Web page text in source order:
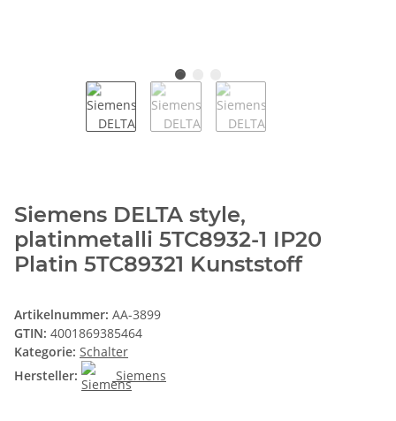
Siemens DELTA style,
platinmetalli 5TC8932-1 IP20
Platin 5TC89321 Kunststoff
Artikelnummer: AA-3899
GTIN: 4001869385464
Kategorie: Schalter
Hersteller:
Siemens